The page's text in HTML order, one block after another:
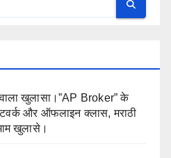
खुलासा।”AP Broker” के
और ऑफलाइन क्लास, मराठी
खुलासे।